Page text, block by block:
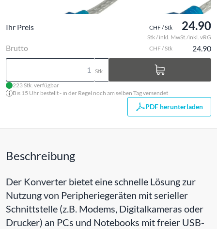
Ihr Preis CHF / Stk 24.90
Stk / inkl. MwSt./inkl. vRG
Brutto CHF / Stk 24.90
Stk
223 Stk. verfügbar
Bis 15 Uhr bestellt - in der Regel noch am selben Tag versendet
PDF herunterladen
Beschreibung
Der Konverter bietet eine schnelle Lösung zur
Nutzung von Peripheriegeräten mit serieller
Schnittstelle (z.B. Modems, Digitalkameras oder
Drucker) an PCs und Notebooks mit freier USB-